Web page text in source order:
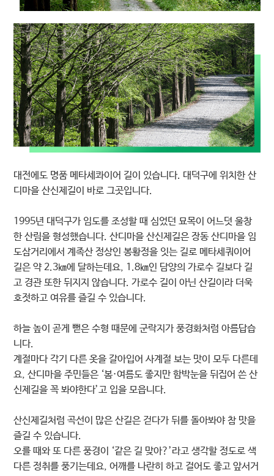
대전에도 명품 메타세콰이어 길이 있습니다. 대덕구에 위치한 산
디마을 산신제길이 바로 그곳입니다.
1995년 대덕구가 임도를 조성할 때 심었던 묘목이 어느덧 울창
한 산림을 형성했습니다. 산디마을 산신제길은 장동 산디마을 임
도삼거리에서 계족산 정상인 봉황정을 잇는 길로 메타세쿼이어
길은 약 2.3㎞에 달하는데요, 1.8㎞인 담양의 가로수 길보다 길
고 경관 또한 뒤지지 않습니다. 가로수 길이 아닌 산길이라 더욱
호젓하고 여유를 즐길 수 있습니다.
하늘 높이 곧게 뻗은 수형 때문에 군락지가 풍경화처럼 아름답습
니다.
계절마다 각기 다른 옷을 갈아입어 사계절 보는 맛이 모두 다른데
요, 산디마을 주민들은 ‘봄·여름도 좋지만 함박눈을 뒤집어 쓴 산
신제길을 꼭 봐야한다’고 입을 모읍니다.
산신제길처럼 곡선이 많은 산길은 걷다가 뒤를 돌아봐야 참 맛을
즐길 수 있습니다.
오를 때와 또 다른 풍경이 ‘같은 길 맞아?’라고 생각할 정도로 색
다른 정취를 풍기는데요, 어깨를 나란히 하고 걸어도 좋고 앞서거